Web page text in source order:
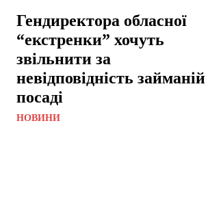
Гендиректора обласної
“екстренки” хочуть
звільнити за
невідповідність займаній
посаді
НОВИНИ